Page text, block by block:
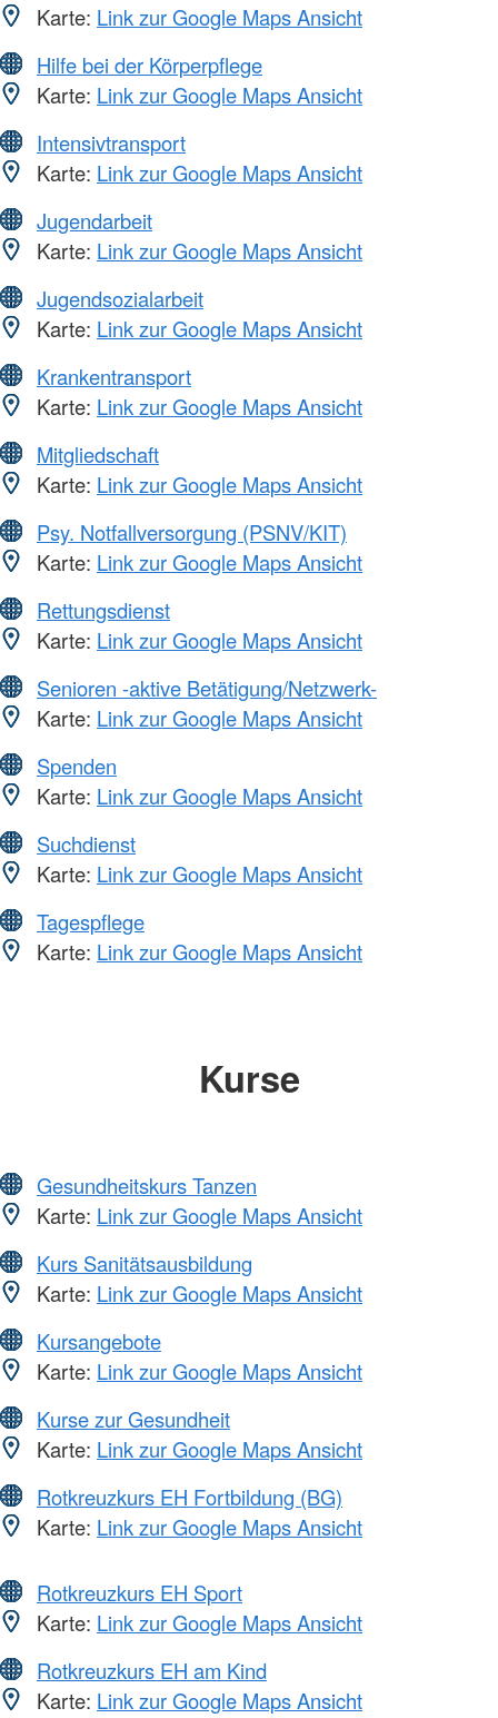
Karte: Link zur Google Maps Ansicht
Hilfe bei der Körperpflege
Karte: Link zur Google Maps Ansicht
Intensivtransport
Karte: Link zur Google Maps Ansicht
Jugendarbeit
Karte: Link zur Google Maps Ansicht
Jugendsozialarbeit
Karte: Link zur Google Maps Ansicht
Krankentransport
Karte: Link zur Google Maps Ansicht
Mitgliedschaft
Karte: Link zur Google Maps Ansicht
Psy. Notfallversorgung (PSNV/KIT)
Karte: Link zur Google Maps Ansicht
Rettungsdienst
Karte: Link zur Google Maps Ansicht
Senioren -aktive Betätigung/Netzwerk-
Karte: Link zur Google Maps Ansicht
Spenden
Karte: Link zur Google Maps Ansicht
Suchdienst
Karte: Link zur Google Maps Ansicht
Tagespflege
Karte: Link zur Google Maps Ansicht
Kurse
Gesundheitskurs Tanzen
Karte: Link zur Google Maps Ansicht
Kurs Sanitätsausbildung
Karte: Link zur Google Maps Ansicht
Kursangebote
Karte: Link zur Google Maps Ansicht
Kurse zur Gesundheit
Karte: Link zur Google Maps Ansicht
Rotkreuzkurs EH Fortbildung (BG)
Karte: Link zur Google Maps Ansicht
Rotkreuzkurs EH Sport
Karte: Link zur Google Maps Ansicht
Rotkreuzkurs EH am Kind
Karte: Link zur Google Maps Ansicht